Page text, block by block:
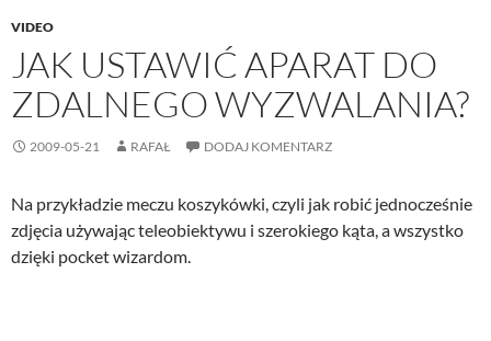
VIDEO
JAK USTAWIĆ APARAT DO
ZDALNEGO WYZWALANIA?
2009-05-21 RAFAŁ DODAJ KOMENTARZ
Na przykładzie meczu koszykówki, czyli jak robić jednocześnie
zdjęcia używając teleobiektywu i szerokiego kąta, a wszystko
dzięki pocket wizardom.